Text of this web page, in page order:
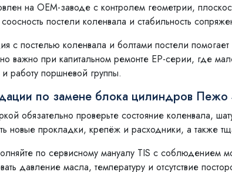
на OEM-заводе с контролем геометрии,
постели коленвала и стабильность
с постелью коленвала и болтами постели
важно при капитальном ремонте EP-серии, где
работу поршневой группы.
по замене блока цилиндров
обязательно проверьте состояние коленвала,
новые прокладки, крепёж и расходники, а также
по сервисному мануалу TIS с соблюдением
давление масла, температуру и отсутствие